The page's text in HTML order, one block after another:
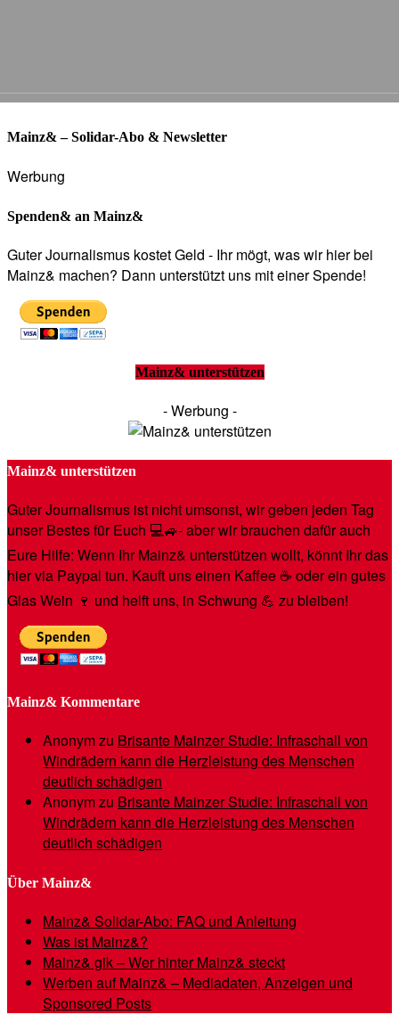
Mainz& – Solidar-Abo & Newsletter
Werbung
Spenden& an Mainz&
Guter Journalismus kostet Geld - Ihr mögt, was wir hier bei
Mainz& machen? Dann unterstützt uns mit einer Spende!
Mainz& unterstützen
- Werbung -
Mainz& unterstützen
Guter Journalismus ist nicht umsonst, wir geben jeden Tag
unser Bestes für Euch 💻🚙- aber wir brauchen dafür auch
Eure Hilfe: Wenn Ihr Mainz& unterstützen wollt, könnt Ihr das
hier via Paypal tun. Kauft uns einen Kaffee ☕️ oder ein gutes
Glas Wein 🍷 und helft uns, in Schwung 💪 zu bleiben!
Mainz& Kommentare
Anonymzu Brisante Mainzer Studie: Infraschall von
Windrädern kann die Herzleistung des Menschen
deutlich schädigen
Anonymzu Brisante Mainzer Studie: Infraschall von
Windrädern kann die Herzleistung des Menschen
deutlich schädigen
Über Mainz&
Mainz& Solidar-Abo: FAQ und Anleitung
Was ist Mainz&?
Mainz& gik – Wer hinter Mainz& steckt
Werben auf Mainz& – Mediadaten, Anzeigen und
Sponsored Posts